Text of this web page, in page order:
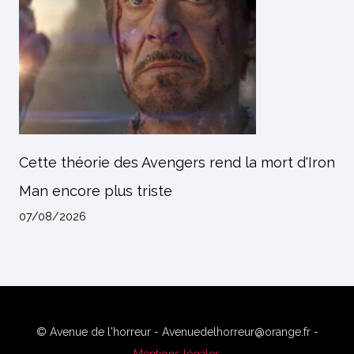
Cette théorie des Avengers rend la mort d'Iron
Man encore plus triste
07/08/2026
© Avenue de l'horreur - Avenuedelhorreur@orange.fr -